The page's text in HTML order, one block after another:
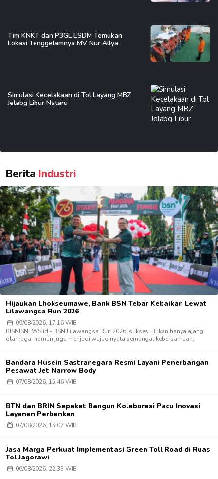
Tim KNKT dan P3GL ESDM Temukan
Lokasi Tenggelamnya MV Nur Allya
Simulasi Kecelakaan di Tol Layang MBZ
Jelabg Libur Nataru
Berita Industri
Hijaukan Lhokseumawe, Bank BSN Tebar Kebaikan Lewat
Lilawangsa Run 2026
09/08/2026, 17:16 WIB
BISNISNEWS.id - BSN Lilawangsa Run 2026, sukses. Bukan hanya ajang
olahraga, namun juga menjadi wujud nyata semangat kebersamaan,
Bandara Husein Sastranegara Resmi Layani Penerbangan
Pesawat Jet Narrow Body
07/08/2026, 15:46 WIB
BTN dan BRIN Sepakat Bangun Kolaborasi Pacu Inovasi
Layanan Perbankan
07/08/2026, 15:07 WIB
Jasa Marga Perkuat Implementasi Green Toll Road di Ruas
Tol Jagorawi
06/08/2026, 22:33 WIB